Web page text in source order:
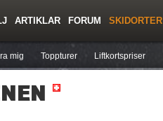
ARTIKLAR FORUM SKIDORTER
mig Toppturer Liftkortspriser